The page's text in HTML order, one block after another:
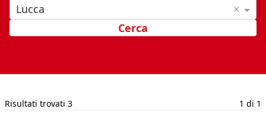
Lucca
×
Cerca
Risultati trovati 3 1 di 1